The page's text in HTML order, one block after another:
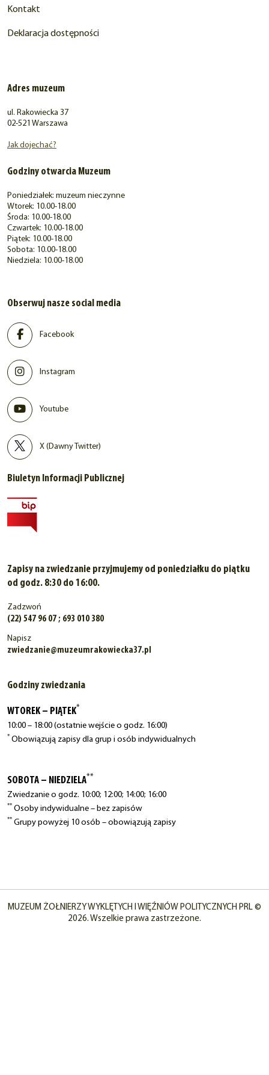
Kontakt
Deklaracja dostępności
Adres muzeum
ul. Rakowiecka 37
02-521 Warszawa
Jak dojechać?
Godziny otwarcia Muzeum
Poniedziałek: muzeum nieczynne
Wtorek: 10.00-18.00
Środa: 10.00-18.00
Czwartek: 10.00-18.00
Piątek: 10.00-18.00
Sobota: 10.00-18.00
Niedziela: 10.00-18.00
Obserwuj nasze social media
Facebook
Instagram
Youtube
X (Dawny Twitter)
Biuletyn Informacji Publicznej
Zapisy na zwiedzanie przyjmujemy od poniedziałku do piątku
od godz. 8:30 do 16:00.
Zadzwoń
(22) 547 96 07 ; 693 010 380
Napisz
zwiedzanie@muzeumrakowiecka37.pl
Godziny zwiedzania
WTOREK – PIĄTEK*
10:00 – 18:00 (ostatnie wejście o godz. 16:00)
* Obowiązują zapisy dla grup i osób indywidualnych
SOBOTA – NIEDZIELA**
Zwiedzanie o godz. 10:00; 12:00; 14:00; 16:00
** Osoby indywidualne – bez zapisów
** Grupy powyżej 10 osób – obowiązują zapisy
MUZEUM ŻOŁNIERZY WYKLĘTYCH I WIĘŹNIÓW POLITYCZNYCH PRL ©
2026. Wszelkie prawa zastrzeżone.